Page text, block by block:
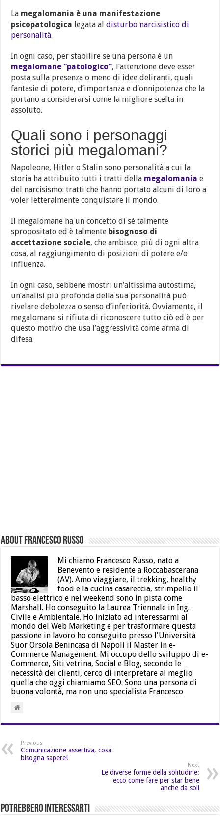
La megalomania è una manifestazione
psicopatologica legata aldisturbo narcisistico di
personalità.
In ogni caso, per stabilire se una persona è un
megalomane “patologico”, l’attenzione deve esser
posta sulla presenza o meno di idee deliranti, quali
fantasie di potere, d’importanza e d’onnipotenza che la
portano a considerarsi come la migliore scelta in
assoluto.
Quali sono i personaggi
storici più megalomani?
Napoleone, Hitler o Stalin sono personalità a cui la
storia ha attribuito tutti i tratti della megalomania e
del narcisismo: tratti che hanno portato alcuni di loro a
voler letteralmente conquistare il mondo.
Il megalomane ha un concetto di sé talmente
spropositato ed è talmente bisognoso di
accettazione sociale, che ambisce, più di ogni altra
cosa, al raggiungimento di posizioni di potere e/o
influenza.
In ogni caso, sebbene mostri un’altissima autostima,
un’analisi più profonda della sua personalità può
rivelare debolezza o senso d’inferiorità. Ovviamente, il
megalomane si rifiuta di riconoscere tutto ciò ed è per
questo motivo che usa l’aggressività come arma di
difesa.
About Francesco Russo
Mi chiamo Francesco Russo, nato a
Benevento e residente a Roccabascerana
(AV). Amo viaggiare, il trekking, healthy
food e la cucina casareccia, strimpello il
basso elettrico e nel weekend sono in pista come
Marshall. Ho conseguito la Laurea Triennale in Ing.
Civile e Ambientale. Ho iniziato ad interessarmi al
mondo del Web Marketing e per trasformare questa
passione in lavoro ho conseguito presso l'Università
Suor Orsola Benincasa di Napoli il Master in e-
Commerce Management. Mi occupo dello sviluppo di e-
Commerce, Siti vetrina, Social e Blog, secondo le
necessità dei clienti, cerco di interpretare al meglio
quella che oggi chiamiamo SEO. Sono una persona di
buona volontà, ma non uno specialista Francesco
Previous
Comunicazione assertiva, cosa
bisogna sapere!
Next
Le diverse forme della solitudine:
ecco come fare per star bene
anche da soli
Potrebbero Interessarti